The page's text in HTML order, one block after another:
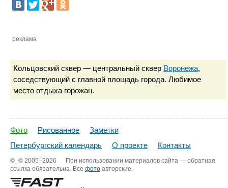
реклама
Кольцовский сквер — центральный сквер Воронежа,
соседствующий с главной площадь города. Любимое
место отдыха горожан.
Фото Рисованное
Заметки
Петербургский календарь
О проекте Контакты
©_© 2005–2026
При использовании материалов сайта — обратная
ссылка обязательна. Все фото авторские.